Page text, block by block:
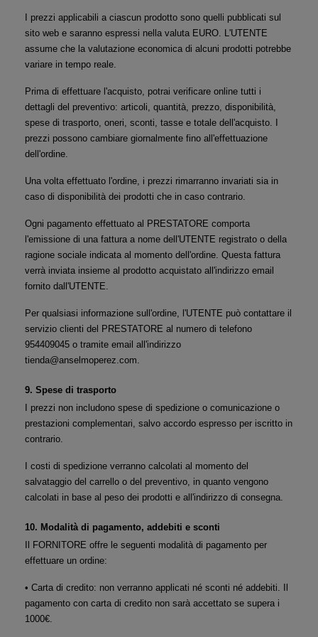
I prezzi applicabili a ciascun prodotto sono quelli pubblicati sul
sito web e saranno espressi nella valuta EURO. L'UTENTE
assume che la valutazione economica di alcuni prodotti potrebbe
variare in tempo reale.
Prima di effettuare l'acquisto, potrai verificare online tutti i
dettagli del preventivo: articoli, quantità, prezzo, disponibilità,
spese di trasporto, oneri, sconti, tasse e totale dell'acquisto. I
prezzi possono cambiare giornalmente fino all'effettuazione
dell'ordine.
Una volta effettuato l'ordine, i prezzi rimarranno invariati sia in
caso di disponibilità dei prodotti che in caso contrario.
Ogni pagamento effettuato al PRESTATORE comporta
l'emissione di una fattura a nome dell'UTENTE registrato o della
ragione sociale indicata al momento dell'ordine. Questa fattura
verrà inviata insieme al prodotto acquistato all'indirizzo email
fornito dall'UTENTE.
Per qualsiasi informazione sull'ordine, l'UTENTE può contattare il
servizio clienti del PRESTATORE al numero di telefono
954409045 o tramite email all'indirizzo
tienda@anselmoperez.com.
9. Spese di trasporto
I prezzi non includono spese di spedizione o comunicazione o
prestazioni complementari, salvo accordo espresso per iscritto in
contrario.
I costi di spedizione verranno calcolati al momento del
salvataggio del carrello o del preventivo, in quanto vengono
calcolati in base al peso dei prodotti e all'indirizzo di consegna.
10. Modalità di pagamento, addebiti e sconti
Il FORNITORE offre le seguenti modalità di pagamento per
effettuare un ordine:
• Carta di credito: non verranno applicati né sconti né addebiti. Il
pagamento con carta di credito non sarà accettato se supera i
1000€.